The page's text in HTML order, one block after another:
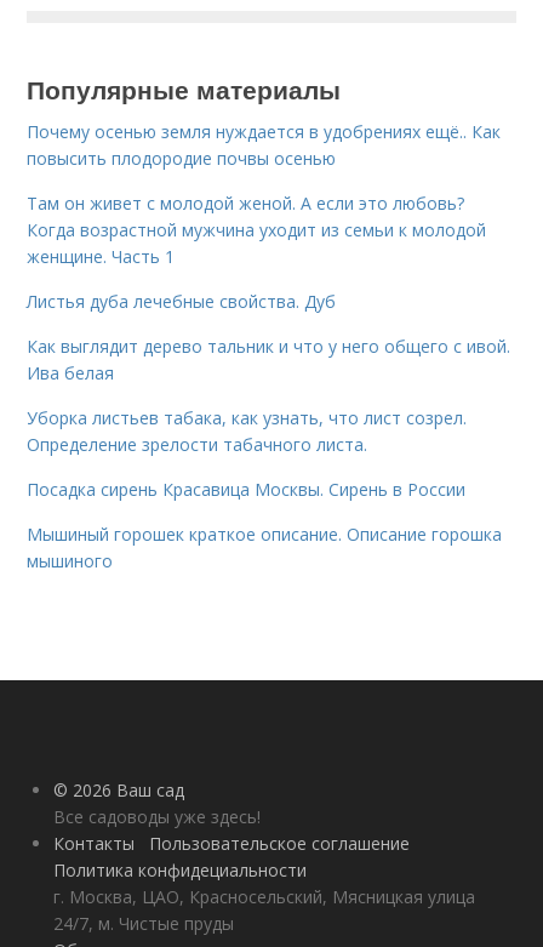
Популярные материалы
Почему осенью земля нуждается в удобрениях ещё.. Как
повысить плодородие почвы осенью
Там он живет с молодой женой. А если это любовь?
Когда возрастной мужчина уходит из семьи к молодой
женщине. Часть 1
Листья дуба лечебные свойства. Дуб
Как выглядит дерево тальник и что у него общего с ивой.
Ива белая
Уборка листьев табака, как узнать, что лист созрел.
Определение зрелости табачного листа.
Посадка сирень Красавица Москвы. Сирень в России
Мышиный горошек краткое описание. Описание горошка
мышиного
© 2026 Ваш сад
Все садоводы уже здесь!
Контакты
Пользовательское соглашение
Политика конфидециальности
г. Москва, ЦАО, Красносельский, Мясницкая улица
24/7, м. Чистые пруды